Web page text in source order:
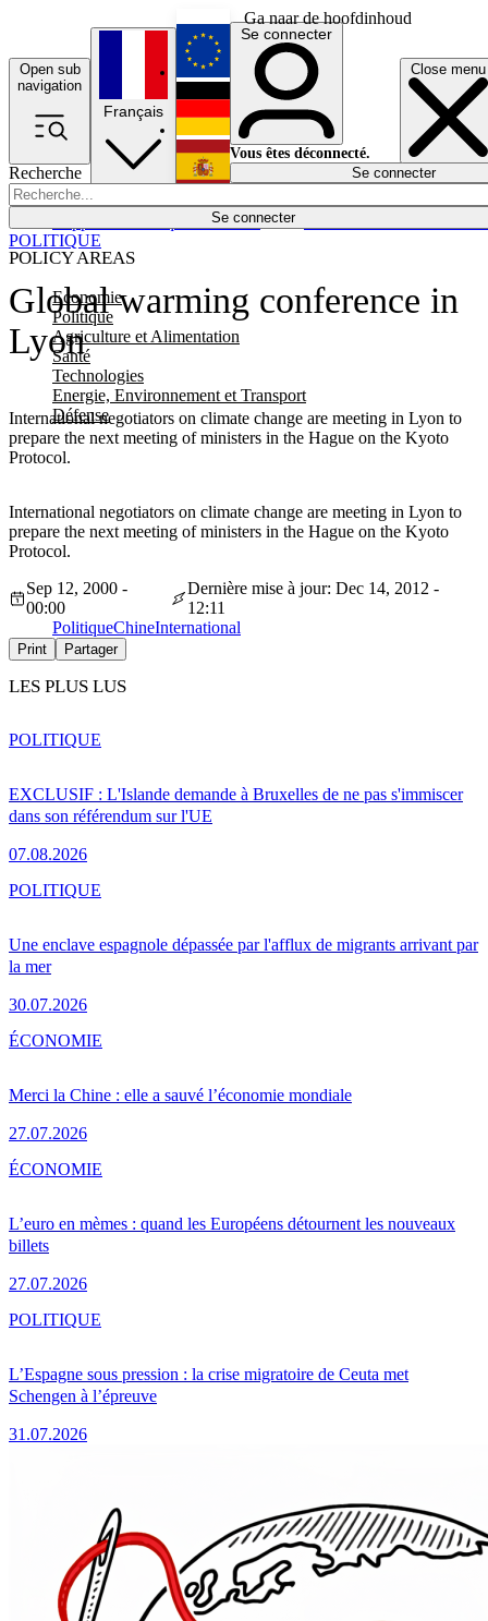
Ga naar de hoofdinhoud
Open sub
navigation
Close menu
Recherche
Se connecter
POLICY AREAS
Economie
Politique
Agriculture et Alimentation
Santé
Technologies
Energie, Environnement et Transport
Défense
Économie
Français
English
Deutsch
Español
Se connecter
Vous êtes déconnecté.
Se connecter
Global warming conference in
Lyon
International negotiators on climate change are meeting in Lyon to
prepare the next meeting of ministers in the Hague on the Kyoto
Protocol.
POLITIQUE
International negotiators on climate change are meeting in Lyon to
prepare the next meeting of ministers in the Hague on the Kyoto
Protocol.
Sep 12, 2000 -
00:00
Dernière mise à jour: Dec 14, 2012 -
12:11
PolitiqueChineInternational
Print Partager
LES PLUS LUS
EXCLUSIF : L'Islande demande à Bruxelles de ne pas s'immiscer
dans son référendum sur l'UE
07.08.2026
POLITIQUE
Une enclave espagnole dépassée par l'afflux de migrants arrivant par
la mer
30.07.2026
POLITIQUE
Merci la Chine : elle a sauvé l’économie mondiale
27.07.2026
ÉCONOMIE
L’euro en mèmes : quand les Européens détournent les nouveaux
billets
27.07.2026
ÉCONOMIE
L’Espagne sous pression : la crise migratoire de Ceuta met
Schengen à l’épreuve
31.07.2026
POLITIQUE